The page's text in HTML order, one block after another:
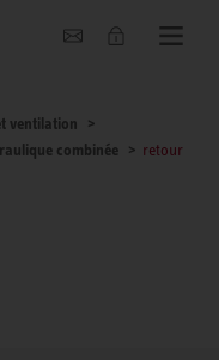
ventilation
combinée
retour